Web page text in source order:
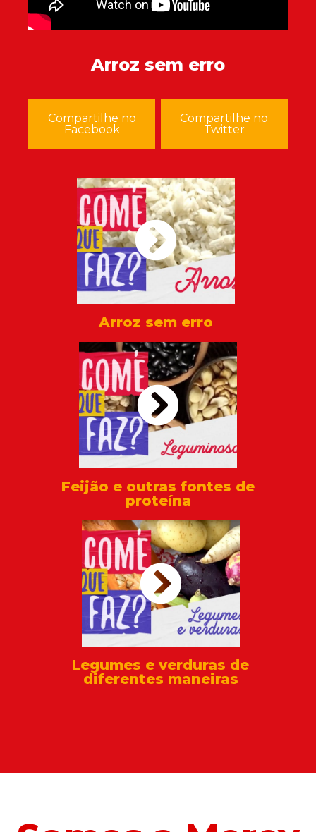
Arroz sem erro
Compartilhe no
Facebook
Compartilhe no
Twitter
Arroz sem erro
Feijão e outras fontes de
proteína
Legumes e verduras de
diferentes maneiras